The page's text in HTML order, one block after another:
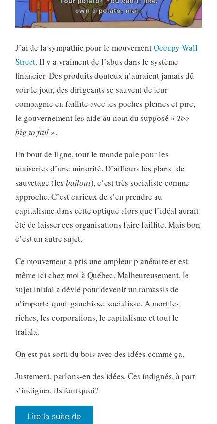
J’ai de la sympathie pour le mouvementOccupy Wall
Street. Il y a vraiment de l’abus dans le système
financier. Des produits douteux n’auraient jamais dû
voir le jour, des dirigeants se sauvent de leur
compagnie en faillite avec les poches pleines et pire,
le gouvernement les aide au nom du supposé « Too
big to fail».
En bout de ligne, tout le monde paie pour les
niaiseries d’une minorité. D’ailleurs les plans de
sauvetage (les bailout), c’est très socialiste comme
approche. C’est curieux de s’en prendre au
capitalisme dans cette optique alors que l’idéal aurait
été de laisser ces organisations faire faillite. Mais bon,
c’est un autre sujet.
Ce mouvement a pris une ampleur planétaire et est
même ici chez moi à Québec. Malheureusement, le
sujet initial a dévié pour devenir un ramassis de
n’importe-quoi-gauchisse-socialisse. A mort les
riches, les corporations, le capitalisme et tout le
tralala.
On est pas sorti du bois avec des idées comme ça.
Justement, parlons-en des idées. Ces indignés, à part
s’indigner, ils font quoi?
Lire la suite de« Les